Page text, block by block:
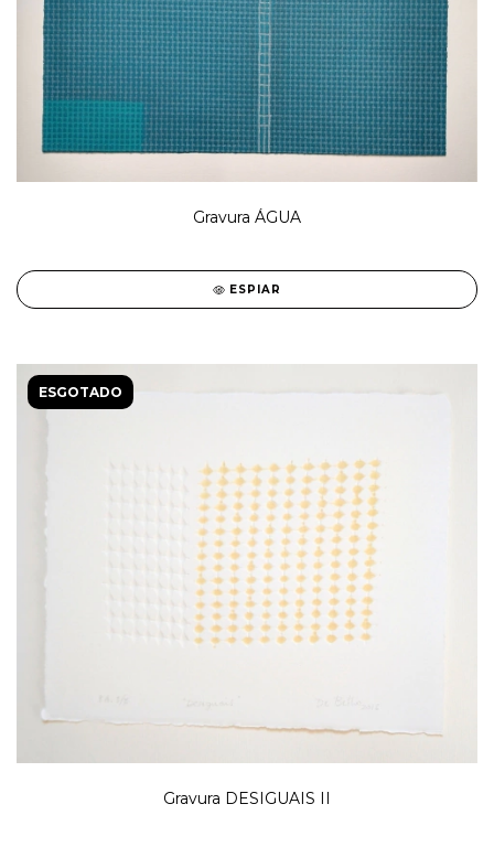
Gravura ÁGUA
ESPIAR
ESGOTADO
Gravura DESIGUAIS II